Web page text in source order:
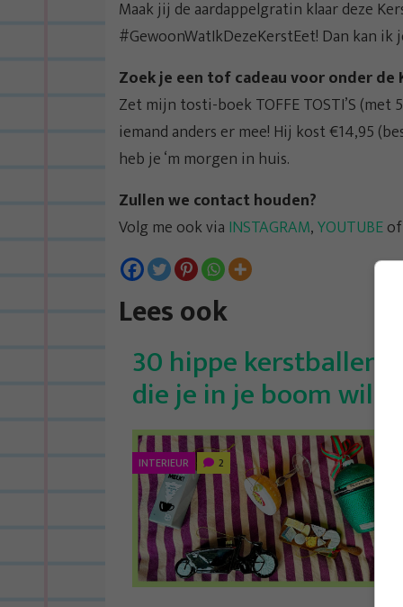
Maak jij de aardappelgratin klaar deze
#GewoonWatIkDezeKerstEet! Dan kan
Zoek je een tof cadeau voor onder de
Zet mijn tosti-boek TOFFE TOSTI’S
iemand anders er mee! Hij kost €14,95
heb je ‘m morgen in huis.
Zullen we contact houden?
Volg me ook via INSTAGRAM,YOUTUBEof
Lees ook
30 hippe kerstballen
die je in je boom wil
INTERIEUR 2